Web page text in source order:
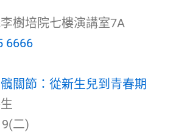
樹培院七樓演講室7A
6666
關節：從新生兒到青春期
二)